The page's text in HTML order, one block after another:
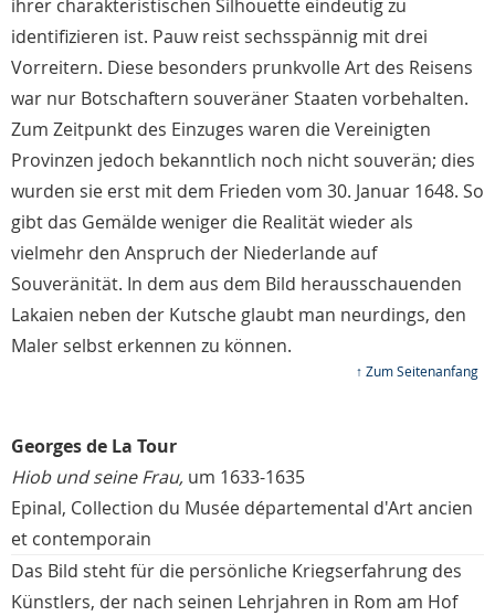
ihrer charakteristischen Silhouette eindeutig zu
identifizieren ist. Pauw reist sechsspännig mit drei
Vorreitern. Diese besonders prunkvolle Art des Reisens
war nur Botschaftern souveräner Staaten vorbehalten.
Zum Zeitpunkt des Einzuges waren die Vereinigten
Provinzen jedoch bekanntlich noch nicht souverän; dies
wurden sie erst mit dem Frieden vom 30. Januar 1648. So
gibt das Gemälde weniger die Realität wieder als
vielmehr den Anspruch der Niederlande auf
Souveränität. In dem aus dem Bild herausschauenden
Lakaien neben der Kutsche glaubt man neurdings, den
Maler selbst erkennen zu können.
↑ Zum Seitenanfang
Georges de La Tour
Hiob und seine Frau, um 1633-1635
Epinal, Collection du Musée départemental d'Art ancien
et contemporain
Das Bild steht für die persönliche Kriegserfahrung des
Künstlers, der nach seinen Lehrjahren in Rom am Hof